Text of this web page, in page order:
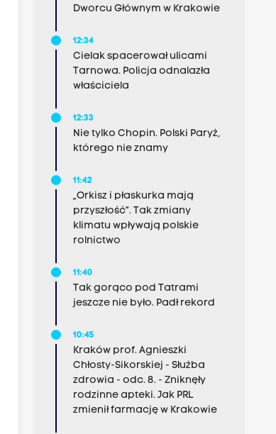
Dworcu Głównym w Krakowie
12:34
Cielak spacerował ulicami
Tarnowa. Policja odnalazła
właściciela
12:33
Nie tylko Chopin. Polski Paryż,
którego nie znamy
11:42
„Orkisz i płaskurka mają
przyszłość”. Tak zmiany
klimatu wpływają polskie
rolnictwo
11:40
Tak gorąco pod Tatrami
jeszcze nie było. Padł rekord
10:45
Kraków prof. Agnieszki
Chłosty-Sikorskiej - Służba
zdrowia - odc. 8. - Zniknęły
rodzinne apteki. Jak PRL
zmienił farmację w Krakowie